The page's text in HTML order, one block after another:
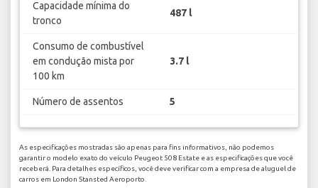
Capacidade mínima do
tronco
487 l
Consumo de combustível
em condução mista por
100 km
3.7 l
Número de assentos 5
As especificações mostradas são apenas para fins informativos, não podemos
garantir o modelo exato do veículo Peugeot 508 Estate e as especificações que você
receberá. Para detalhes específicos, você deve verificar com a empresa de aluguel de
carros em London Stansted Aeroporto.